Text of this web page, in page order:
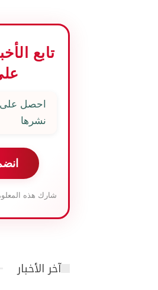
تابع
احصل على
نشرها
شارك هذه
آخر الأخبار